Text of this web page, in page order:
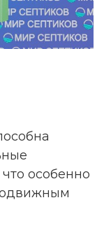
особенно